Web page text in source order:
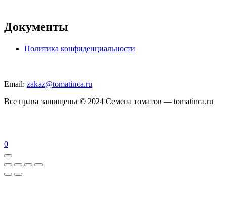
Документы
Политика конфиденциальности
Email: zakaz@tomatinca.ru
Все права защищены © 2024 Семена томатов — tomatinca.ru
0